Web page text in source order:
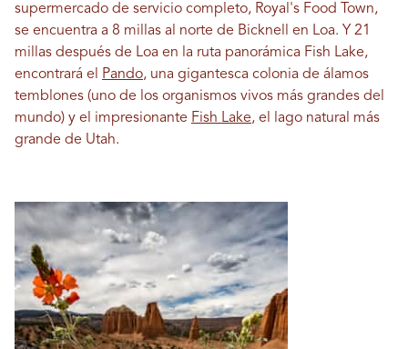
supermercado de servicio completo, Royal's Food Town,
se encuentra a 8 millas al norte de Bicknell en Loa. Y 21
millas después de Loa en la ruta panorámica Fish Lake,
encontrará el
Pando, una gigantesca colonia de álamos
temblones (uno de los organismos vivos más grandes del
mundo) y el impresionante Fish Lake, el lago natural más
grande de Utah.